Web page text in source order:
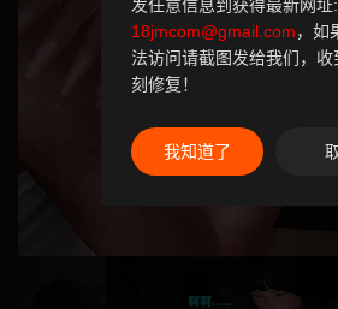
发任意信息到获得最新网址:
18jmcom@gmail.com，如
法访问请截图发给我们，收
刻修复！
我知道了